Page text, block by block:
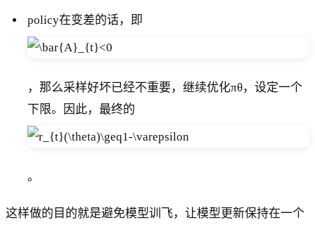
policy在变差的话，即
，那么采样好坏已经不重要，继续优化πθ，设定一个
下限。因此，最终的
。
这样做的目的就是避免模型训飞，让模型更新保持在一个